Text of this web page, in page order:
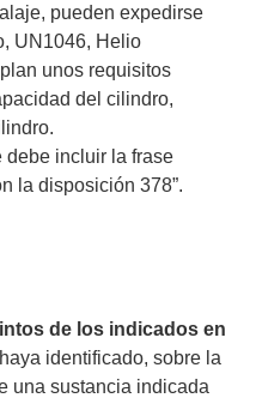
pueden expedirse
UN1046, Helio
unos requisitos
del cilindro,
debe incluir la frase
la disposición 378”.
de los indicados en
identificado, sobre la
una sustancia indicada